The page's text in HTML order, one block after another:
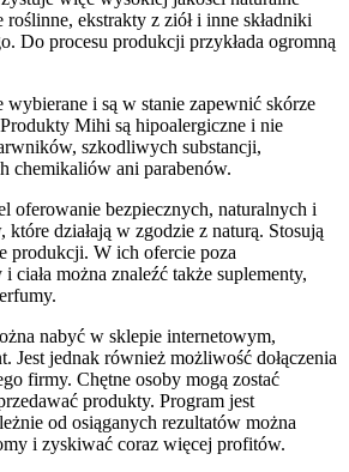
ekstrakty z ziół i inne składniki
Do procesu produkcji przykłada ogromną
wybierane i są w stanie zapewnić skórze
Mihi są hipoalergiczne i nie
szkodliwych substancji,
chemikaliów ani parabenów.
oferowanie bezpiecznych, naturalnych i
działają w zgodzie z naturą. Stosują
produkcji. W ich ofercie poza
ciała można znaleźć także suplementy,
nabyć w sklepie internetowym,
Jest jednak również możliwość dołączenia
firmy. Chętne osoby mogą zostać
produkty. Program jest
od osiąganych rezultatów można
i zyskiwać coraz więcej profitów.